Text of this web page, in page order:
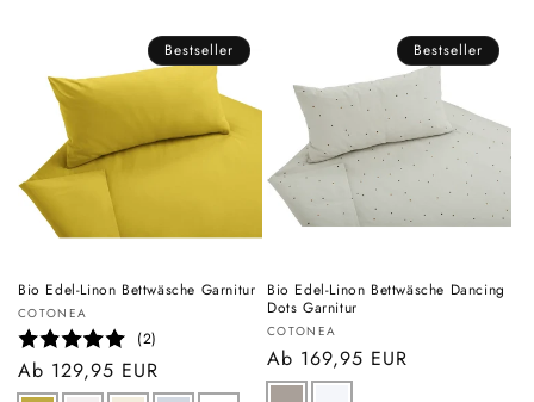
Bestseller
Bio Edel-Linon Bettwäsche Garnitur
Anbieter:
COTONEA
(2)
Normaler
Preis
Ab 129,95 EUR
Bestseller
Bio Edel-Linon Bettwäsche Dancing
Dots Garnitur
Anbieter:
COTONEA
Normaler
Preis
Ab 169,95 EUR